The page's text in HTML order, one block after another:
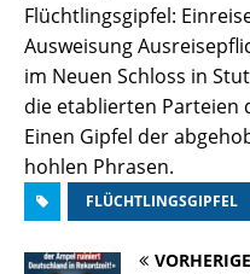
Flüchtlingsgipfel:
Ausweisung
im Neuen Schloss in
die etablierten Parteien
Einen Gipfel der
hohlen Phrasen.
FLÜCHTLINGSGIPFEL